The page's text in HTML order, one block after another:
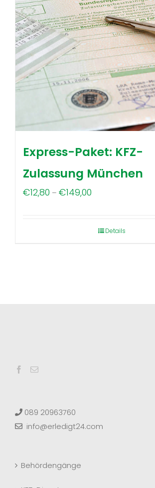
Express-Paket: KFZ-
Zulassung München
€12,80 – €149,00
€149,00
Details
089 20963760
info@erledigt24.com
Behördengänge